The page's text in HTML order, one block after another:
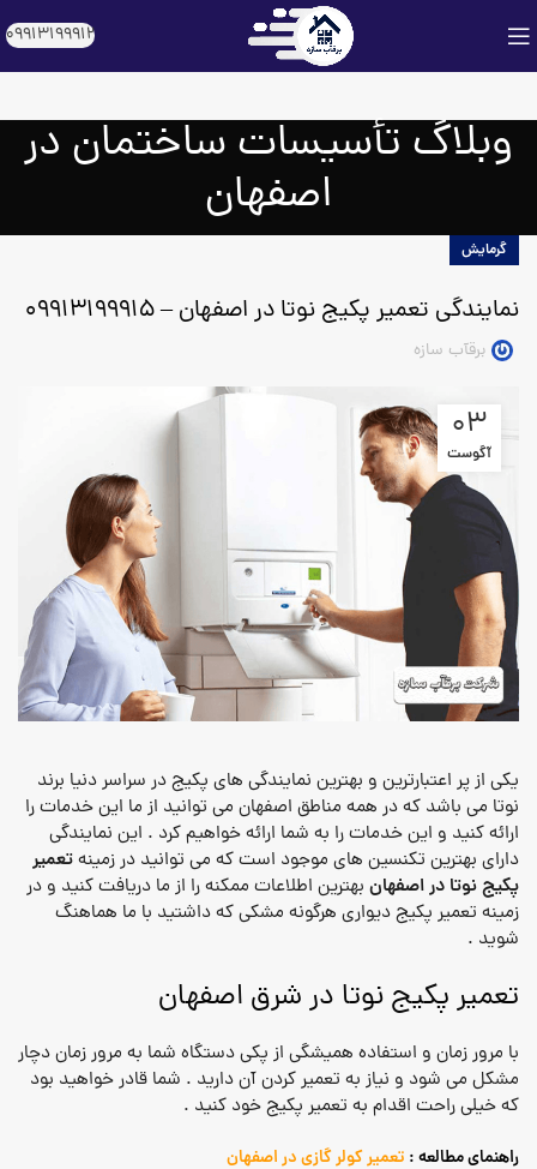
09913199912
وبلاگ تأسیسات ساختمان در
اصفهان
گرمایش
نمایندگی تعمیر پکیج نوتا در اصفهان – 09913199915
برقآب سازه
03
آگوست
یکی از پر اعتبارترین و بهترین نمایندگی های پکیج در سراسر دنیا برند
نوتا می باشد که در همه مناطق اصفهان می توانید از ما این خدمات را
ارائه کنید و این خدمات را به شما ارائه خواهیم کرد . این نمایندگی
دارای بهترین تکنسین های موجود است که می توانید در زمینهتعمیر
پکیج نوتا در اصفهان بهترین اطلاعات ممکنه را از ما دریافت کنید و در
زمینه تعمیر پکیج دیواری هرگونه مشکی که داشتید با ما هماهنگ
شوید .
تعمیر پکیج نوتا در شرق اصفهان
با مرور زمان و استفاده همیشگی از پکی دستگاه شما به مرور زمان دچار
مشکل می شود و نیاز به تعمیر کردن آن دارید . شما قادر خواهید بود
که خیلی راحت اقدام به تعمیر پکیج خود کنید .
راهنمای مطالعه : تعمیر کولر گازی در اصفهان